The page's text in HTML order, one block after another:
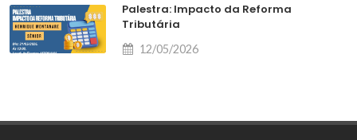
Palestra: Impacto da Reforma
Tributária
12/05/2026